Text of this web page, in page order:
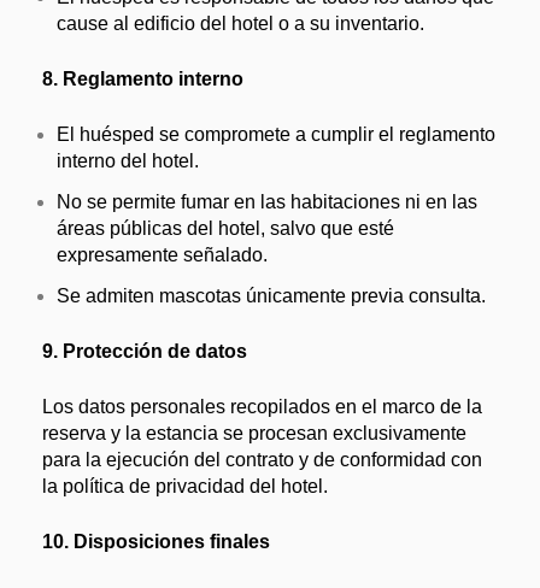
cause al edificio del hotel o a su inventario.
8. Reglamento interno
El huésped se compromete a cumplir el reglamento
interno del hotel.
No se permite fumar en las habitaciones ni en las
áreas públicas del hotel, salvo que esté
expresamente señalado.
Se admiten mascotas únicamente previa consulta.
9. Protección de datos
Los datos personales recopilados en el marco de la
reserva y la estancia se procesan exclusivamente
para la ejecución del contrato y de conformidad con
la política de privacidad del hotel.
10. Disposiciones finales